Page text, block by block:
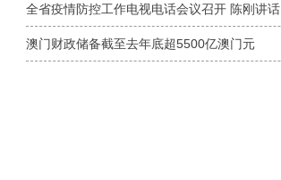
全省疫情防控工作电视电话会议召开 陈刚讲话
澳门财政储备截至去年底超5500亿澳门元